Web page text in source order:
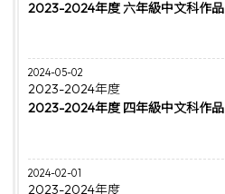
2023-2024年度 六年級中文科作品
2024-05-02
2023-2024年度
2023-2024年度 四年級中文科作品
2024-02-01
2023-2024年度